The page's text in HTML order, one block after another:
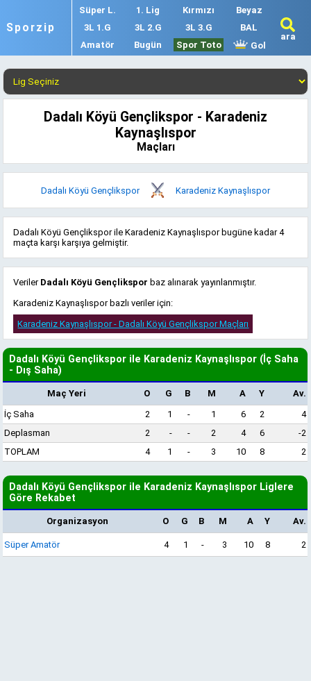
Sporzip
Süper L. 1. Lig Kırmızı
Beyaz
3L 1.G
3L 2.G 3L 3.G
BAL
Amatör
Bugün Spor Toto Gol
ara
Dadalı Köyü Gençlikspor - Karadeniz
Kaynaşlıspor
Maçları
Dadalı Köyü Gençlikspor Karadeniz Kaynaşlıspor
Dadalı Köyü Gençlikspor ile Karadeniz Kaynaşlıspor bugüne kadar 4
maçta karşı karşıya gelmiştir.
Veriler Dadalı Köyü Gençlikspor baz alınarak yayınlanmıştır.
Karadeniz Kaynaşlıspor bazlı veriler için:
Karadeniz Kaynaşlıspor - Dadalı Köyü Gençlikspor Maçları
Dadalı Köyü Gençlikspor ile Karadeniz Kaynaşlıspor (İç Saha
- Dış Saha)
Maç Yeri O G B M A Y
Av.
İç Saha
2 1 - 1 6 2
4
Deplasman
2 - - 2 4 6
-2
TOPLAM
4 1 - 3 10 8 2
Dadalı Köyü Gençlikspor ile Karadeniz Kaynaşlıspor Liglere
Göre Rekabet
Organizasyon O G B M A Y Av.
Süper Amatör 4 1 - 3 10 8 2